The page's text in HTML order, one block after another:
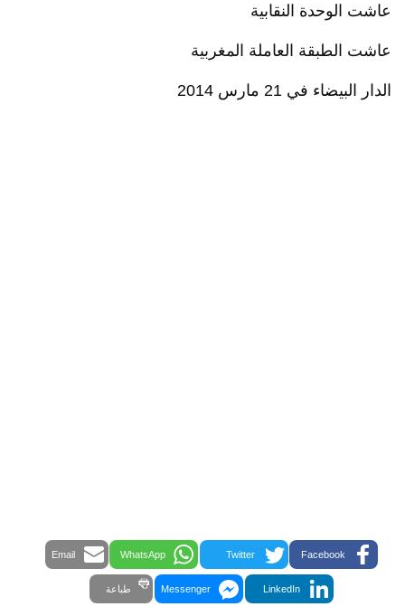
عاشت الوحدة النقابية
عاشت الطبقة العاملة المغربية
الدار البيضاء في 21 مارس 2014
Facebook
Twitter
WhatsApp
Email
LinkedIn
Messenger طباعة